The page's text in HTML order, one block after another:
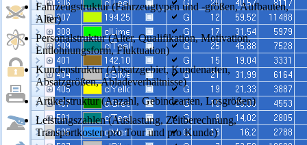
Fahrzeugstruktur (Fahrzeugtypen und -größen, Aufbauten,
Alter)
Personalstruktur (Alter, Qualifikation, Motivation,
Entlohnungsform, Fluktuation)
Kundenstruktur (Absatzgebiet, Kundenarten,
Absatzgrößen, Abladeverhältnisse)
Artikelstruktur (Anzahl, Gebindearten, Losgrößen)
Leistungszahlen (Auslastung, Zeitberechnung,
Transportkosten pro Tour und pro Kunde)